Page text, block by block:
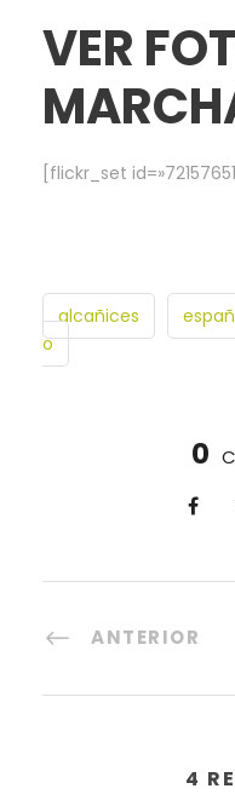
VER
[flickr_set
alcañices
o
0
ANTERIOR
4